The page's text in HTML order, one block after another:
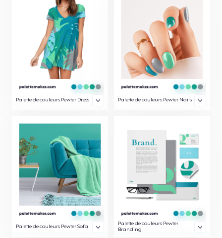
Palette de couleurs Pewter Dress Palette de couleurs Pewter Nails
Palette de couleurs Pewter Sofa
Palette de couleurs Pewter
Branding